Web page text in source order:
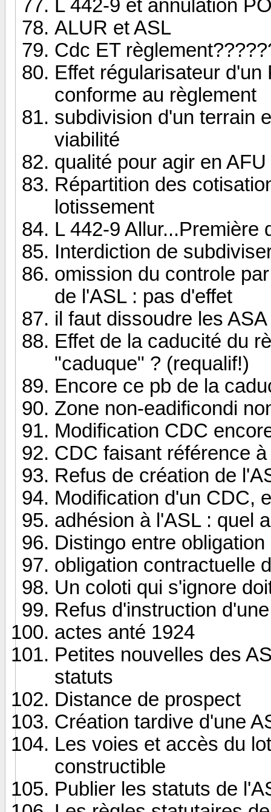
L 442-9 et annulation
ALUR et ASL
Cdc ET
Effet régularisateur
conforme au règlement
subdivision d'un terrain
viabilité
qualité pour agir en AFU
Répartition des
lotissement
L 442-9 Allur...Première
Interdiction de
omission du controle
de l'ASL : pas d'effet
il faut dissoudre les
Effet de la caducité du
"caduque" ? (requalif!)
Encore ce pb de la
Zone non-eadificondi
Modification CDC
CDC faisant référence
Refus de création de
Modification d'un CDC,
adhésion à l'ASL : quel
Distingo entre
obligation contractuelle
Un coloti qui s'ignore
Refus d'instruction
actes anté 1924
Petites nouvelles des
statuts
Distance de prospect
Création tardive d'une
Les voies et accès du
constructible
Publier les statuts de